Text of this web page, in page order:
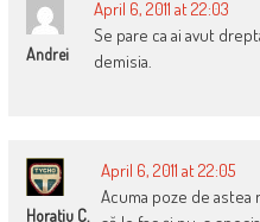
Andrei
April 6, 2011 at 22:03
Se pare ca ai avut
demisia.
Horatiu C.
April 6, 2011 at 22:05
Acuma poze de